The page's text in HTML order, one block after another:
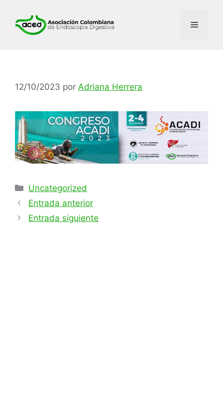
contenido
Menú
12/10/2023 por Adriana Herrera
Categorías
Uncategorized
Entrada anterior
Entrada siguiente